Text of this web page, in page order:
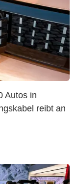
Autos in
reibt an